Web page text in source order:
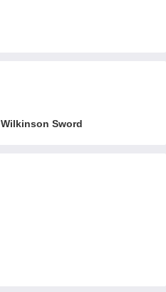
Wilkinson Sword